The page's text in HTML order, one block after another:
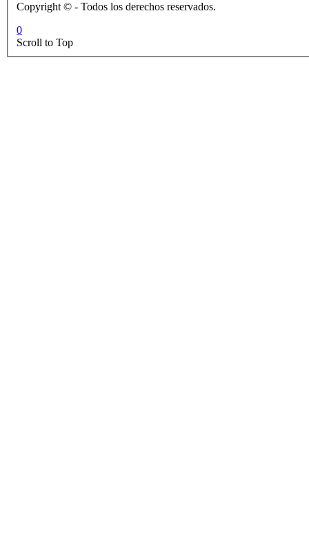
Copyright © - Todos los derechos reservados.
0
Scroll to Top